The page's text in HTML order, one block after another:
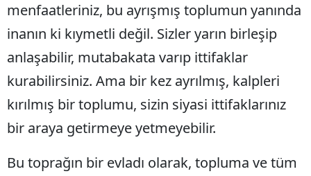
menfaatleriniz, bu ayrışmış toplumun yanında
inanın ki kıymetli değil. Sizler yarın birleşip
anlaşabilir, mutabakata varıp ittifaklar
kurabilirsiniz. Ama bir kez ayrılmış, kalpleri
kırılmış bir toplumu, sizin siyasi ittifaklarınız
bir araya getirmeye yetmeyebilir.
Bu toprağın bir evladı olarak, topluma ve tüm